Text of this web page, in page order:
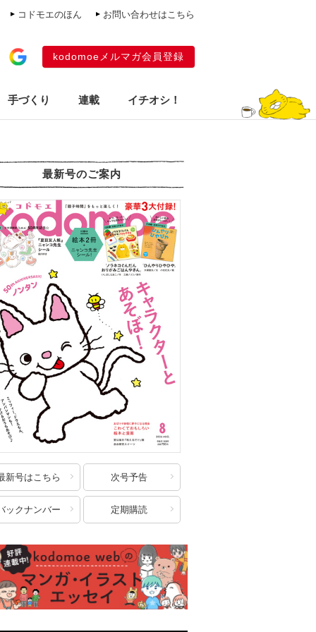
コドモエのほん お問い合わせはこちら
kodomoeメルマガ会員登録
手づくり 連載 イチオシ！
最新号のご案内
新号はこちら 次号予告
ックナンバー 定期購読